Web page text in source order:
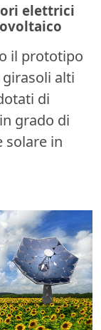
elettrici
il prototipo
alti
di
grado di
solare in